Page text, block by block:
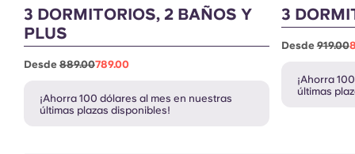
3 DORMITORIOS, 2 BAÑOS Y
PLUS
Desde 889.00789.00
¡Ahorra 100 dólares al mes en nuestras
últimas plazas disponibles!
3
Desde919.00
¡Ahorra
últimas